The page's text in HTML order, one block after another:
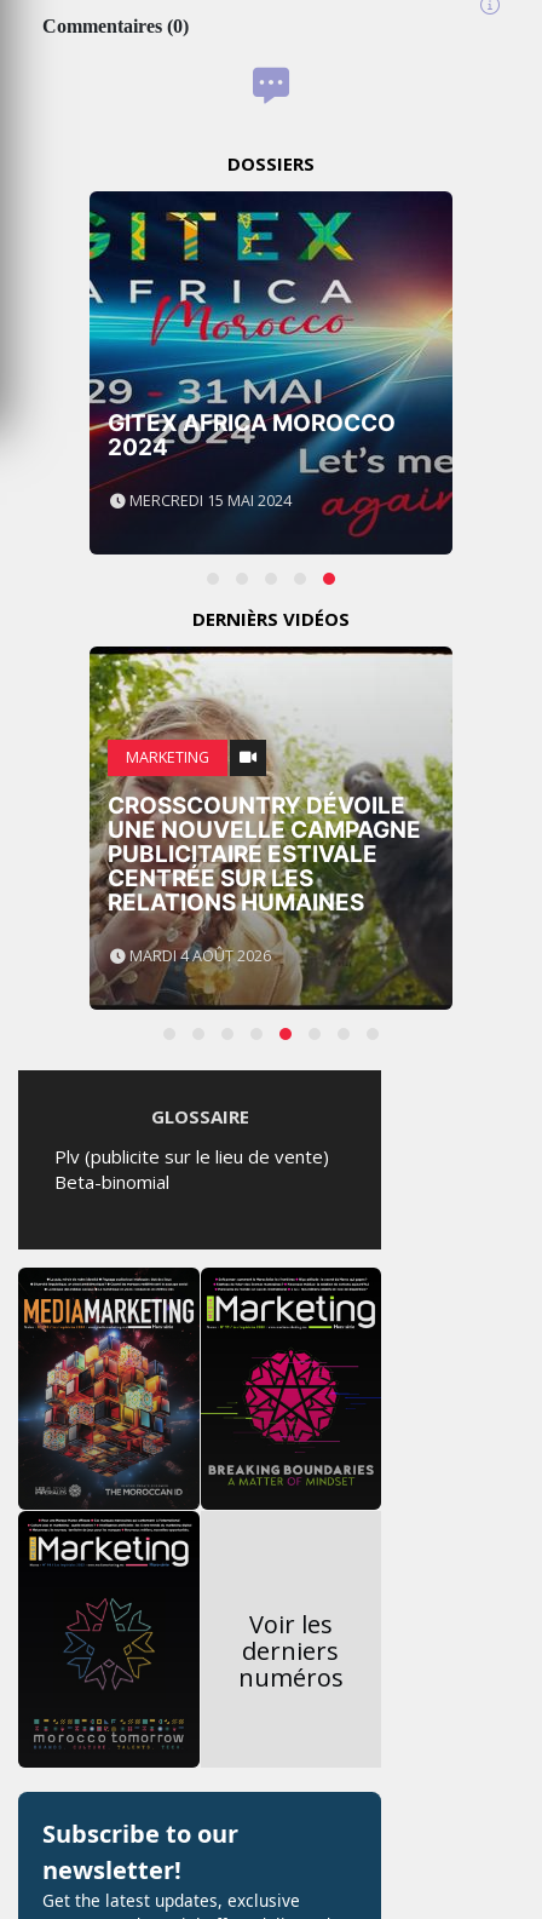
Commentaires (0)
DOSSIERS
GITEX AFRICA MOROCCO
2024
MERCREDI 15 MAI 2024
DERNIÈRS VIDÉOS
MARKETING
CROSSCOUNTRY DÉVOILE
UNE NOUVELLE CAMPAGNE
PUBLICITAIRE ESTIVALE
CENTRÉE SUR LES
RELATIONS HUMAINES
MARDI 4 AOÛT 2026
GLOSSAIRE
Plv (publicite sur le lieu de vente)
Beta-binomial
Voir les
derniers
numéros